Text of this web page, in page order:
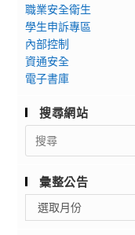
職業安全衛生
學生申訴專區
內部控制
資通安全
電子書庫
搜尋網站
Search
for:
彙整公告
整
選取月份